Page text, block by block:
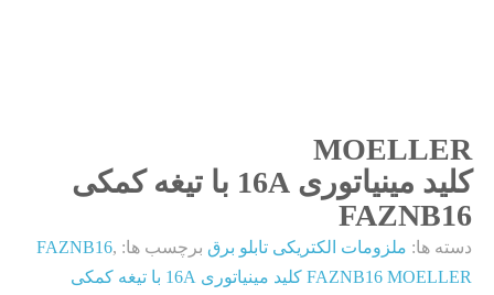
MOELLER
کلید مینیاتوری 16A با تیغه کمکی
FAZNB16
دسته ها: ملزومات الکتریکی تابلو برق برچسب ها: FAZNB16,
FAZNB16 MOELLER کلید مینیاتوری 16A با تیغه کمکی